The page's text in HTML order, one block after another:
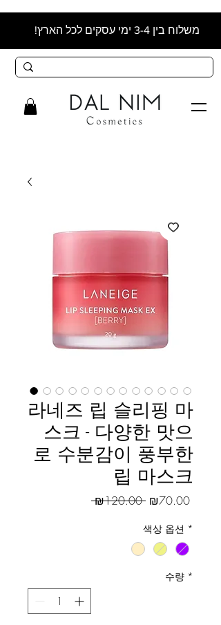
משלוח בין 3-4 ימי עסקים לכל הארץ!
라네즈 립 슬리핑 마
스크 - 다양한 맛으
로 수분감이 풍부한
립 마스크
₪120.00 일반가
₪70.00할인가
색상 옵션 *
수량 *